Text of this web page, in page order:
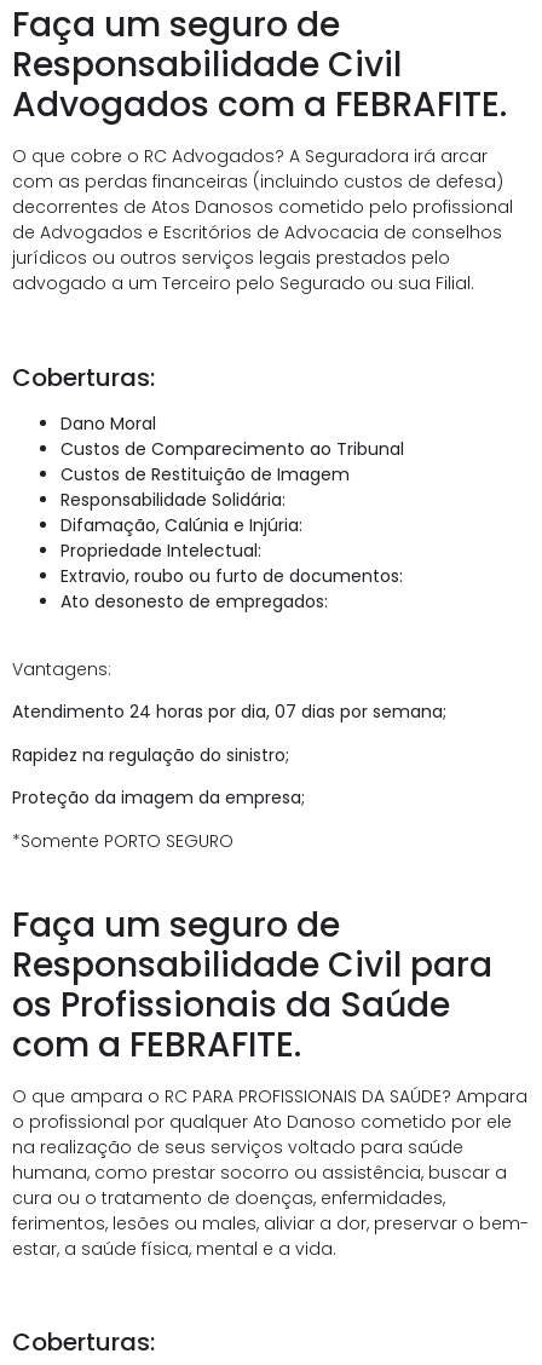
Faça um seguro de
Responsabilidade Civil
Advogados com a FEBRAFITE.
O que cobre o RC Advogados? A Seguradora irá arcar
com as perdas financeiras (incluindo custos de defesa)
decorrentes de Atos Danosos cometido pelo profissional
de Advogados e Escritórios de Advocacia de conselhos
jurídicos ou outros serviços legais prestados pelo
advogado a um Terceiro pelo Segurado ou sua Filial.
Coberturas:
Dano Moral
Custos de Comparecimento ao Tribunal
Custos de Restituição de Imagem
Responsabilidade Solidária:
Difamação, Calúnia e Injúria:
Propriedade Intelectual:
Extravio, roubo ou furto de documentos:
Ato desonesto de empregados:
Vantagens:
Atendimento 24 horas por dia, 07 dias por semana;
Rapidez na regulação do sinistro;
Proteção da imagem da empresa;
*Somente PORTO SEGURO
Faça um seguro de
Responsabilidade Civil para
os Profissionais da Saúde
com a FEBRAFITE.
O que ampara o RC PARA PROFISSIONAIS DA SAÚDE? Ampara
o profissional por qualquer Ato Danoso cometido por ele
na realização de seus serviços voltado para saúde
humana, como prestar socorro ou assistência, buscar a
cura ou o tratamento de doenças, enfermidades,
ferimentos, lesões ou males, aliviar a dor, preservar o bem-
estar, a saúde física, mental e a vida.
Coberturas: